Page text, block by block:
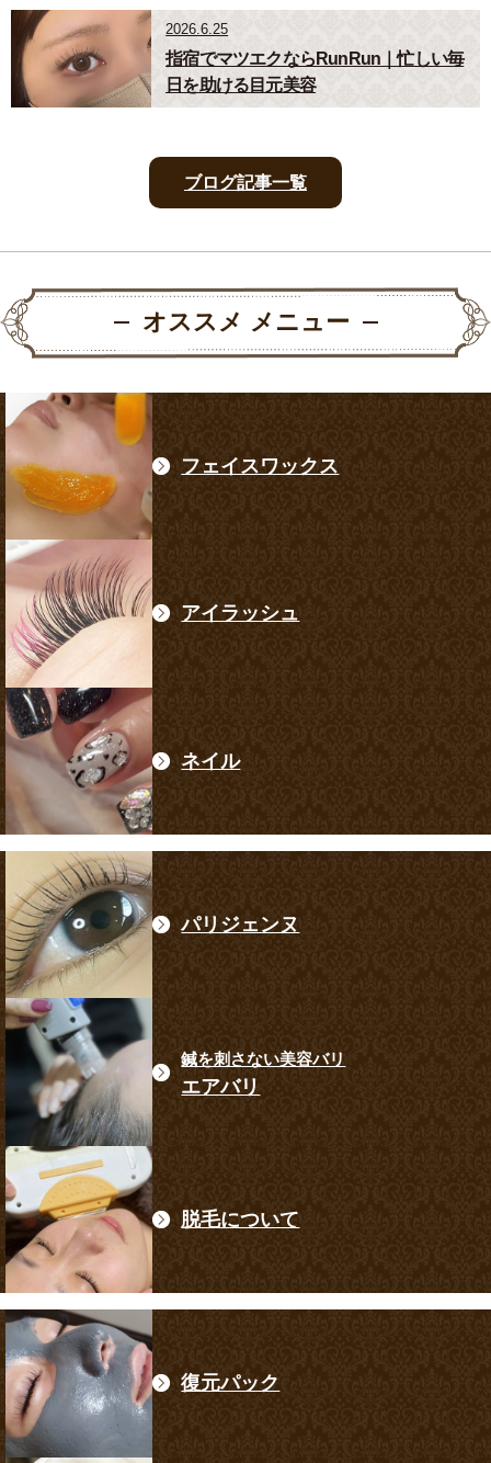
2026.6.25
指宿でマツエクならRunRun｜忙しい毎
日を助ける目元美容
ブログ記事一覧
オススメ メニュー
フェイスワックス
アイラッシュ
ネイル
パリジェンヌ
鍼を刺さない美容バリ
エアバリ
脱毛について
復元パック